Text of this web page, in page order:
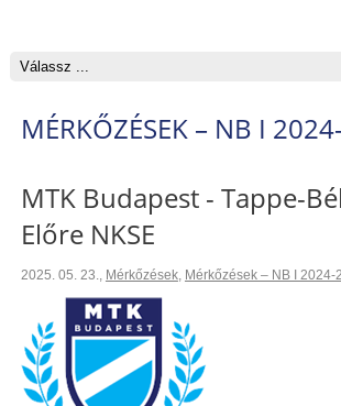
MÉRKŐZÉSEK – NB I
MTK Budapest - Tappe-
Előre NKSE
2025. 05. 23., Mérkőzések, Mérkőzések – NB I 2024-